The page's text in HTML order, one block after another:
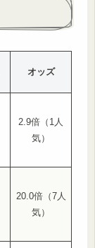
オッズ
2.9倍（1人
気）
20.0倍（7人
気）